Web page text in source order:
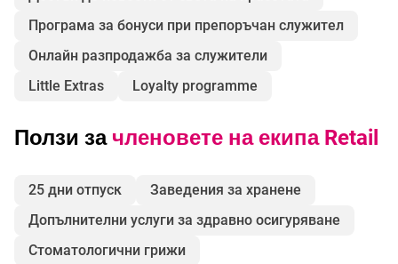
Програма за бонуси при препоръчан служител
Онлайн разпродажба за служители
Little Extras
Loyalty programme
Ползи зачленовете на екипа Retail
25 дни отпуск
Заведения за хранене
Допълнителни услуги за здравно осигуряване
Стоматологични грижи